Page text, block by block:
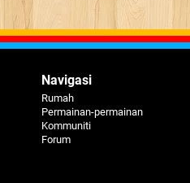
Navigasi
Rumah
Permainan-permainan
Kommuniti
Forum